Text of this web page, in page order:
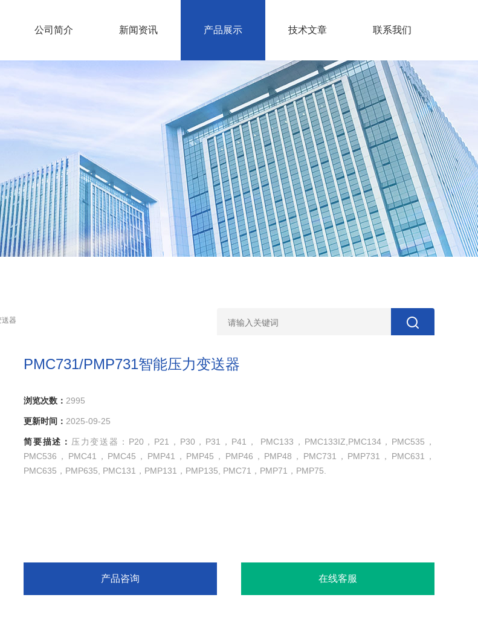
公司简介 新闻资讯 产品展示 技术文章 联系我们
器
PMC731/PMP731智能压力变送器
浏览次数： 2995
更新时间： 2025-09-25
简要描述： 压力变送器：P20，P21，P30，P31，P41， PMC133，PMC133IZ,PMC134，PMC535，
PMC536，PMC41，PMC45，PMP41，PMP45，PMP46，PMP48，PMC731，PMP731，PMC631，
PMC635，PMP635, PMC131，PMP131，PMP135, PMC71，PMP71，PMP75.
产品咨询 在线客服